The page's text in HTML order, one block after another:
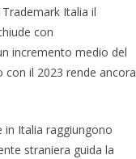
Italia il
con
incremento medio del
con il 2023 rende ancora
in Italia raggiungono
straniera guida la